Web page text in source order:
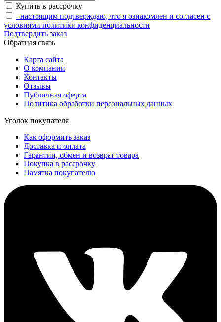
Купить в рассрочку
- настоящим подтверждаю, что я ознакомлен и согласен с
условиями политики конфиденциальности
Подтвердить заказ
Обратная связь
Карта сайта
О компании
Контакты
Отзывы
Публичная оферта
Политика обработки персональных данных
Уголок покупателя
Как оформить заказ
Доставка и оплата
Гарантии, обмен и возврат товара
Покупка в рассрочку
Памятка покупателю